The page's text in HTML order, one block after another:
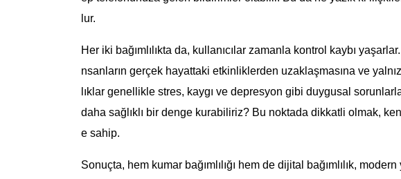
lur.
Her iki bağımlılıkta da, kullanıcılar zamanla kontrol kaybı
nsanların gerçek hayattaki etkinliklerden uzaklaşmasına ve
lıklar genellikle stres, kaygı ve depresyon gibi duygusal
daha sağlıklı bir denge kurabiliriz? Bu noktada dikkatli olmak,
e sahip.
Sonuçta, hem kumar bağımlılığı hem de dijital bağımlılık, modern